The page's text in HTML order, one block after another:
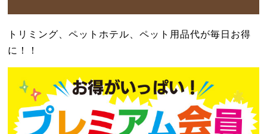
トリミング、ペットホテル、ペット用品代が毎日お得
に！！